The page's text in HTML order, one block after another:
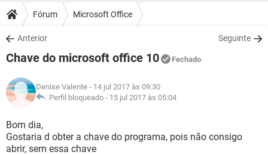
CELULAR
OUTLOOK
INSTAGRAM GMAIL
GUIA DE COMPRAS
DICAS
JOGOS
INSTAGRAM GMAIL
DOWNLOADS
JOGOS WHATSAPP
CELULAR
OUTLOOK EXCEL
INSTAGRAM
GUIA DE COMPRAS
JOGOS WHATSAPP
OUTLOOK
INSTAGRAM
GLOSSÁRIO
JOGOS
CELULAR FACEBOOK
Fórum Microsoft Office
Anterior Seguinte
Chave do microsoft office 10 Fechado
Denise Valente - 14 jul 2017 às 09:30
Perfil bloqueado - 15 jul 2017 às 05:04
Bom dia,
Gostaria d obter a chave do programa, pois não consigo
abrir, sem essa chave